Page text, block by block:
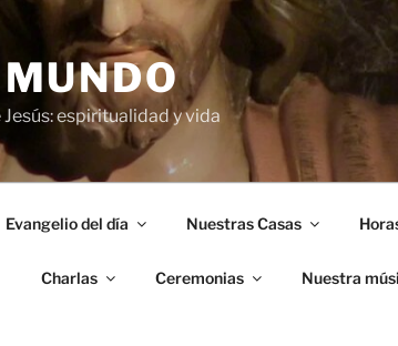
espiritualidad y vida
Evangelio del día Nuestras Casas
Charlas Ceremonias Nuestra